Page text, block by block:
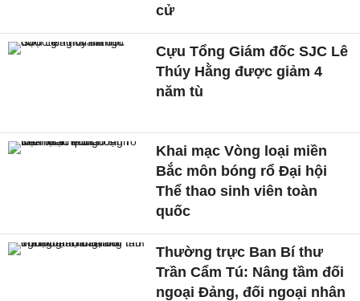
cử
Cựu Tổng Giám đốc SJC Lê
Thúy Hằng được giảm 4
năm tù
Khai mạc Vòng loại miền
Bắc môn bóng rổ Đại hội
Thể thao sinh viên toàn
quốc
Thường trực Ban Bí thư
Trần Cẩm Tú: Nâng tầm đối
ngoại Đảng, đối ngoại nhân